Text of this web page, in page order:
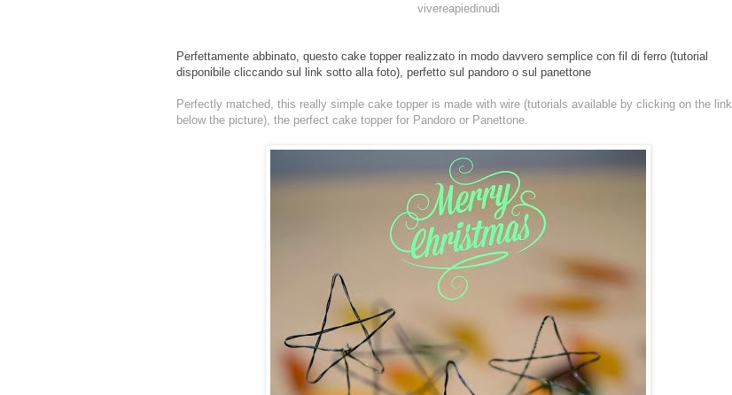
vivereapiedinudi
Perfettamente abbinato, questo cake topper realizzato in modo davvero semplice con fil di ferro (tutorial
disponibile cliccando sul link sotto alla foto), perfetto sul pandoro o sul panettone
Perfectly matched, this really simple cake topper is made with wire (tutorials available by clicking on the link
below the picture), the perfect cake topper for Pandoro or Panettone.